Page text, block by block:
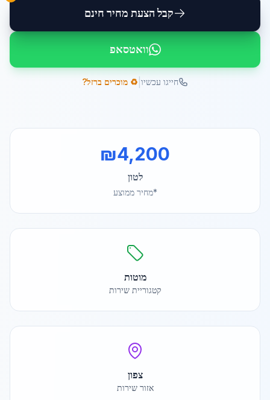
קבל הצעת מחיר חינם
וואטסאפ
חייגו עכשיו ♻️ מוכרים ברזל?
₪4,200
לטון
*מחיר ממוצע
מוטות
קטגוריית שירות
צפון
אזור שירות